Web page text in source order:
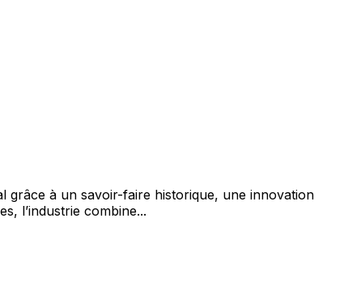
grâce à un savoir-faire historique, une innovation
l’industrie combine...